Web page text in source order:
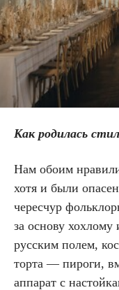
Как родилась
Нам обоим
хотя и были
чересчур
за основу хохлому
русским полем,
торта — пироги,
аппарат с